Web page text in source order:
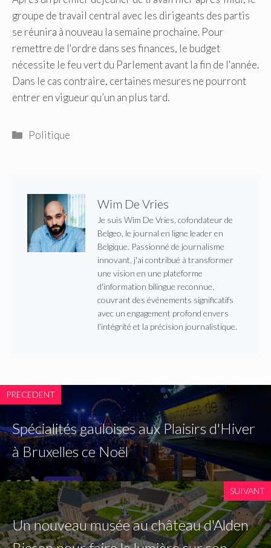
groupe de travail central avec les dirigeants des partis
se réunira à nouveau la semaine prochaine. Pour
remettre de l'ordre dans ses finances, le budget
nécessite le feu vert du Parlement avant la fin de l'année.
Dans le cas contraire, certaines mesures ne pourront
entrer en vigueur qu’un an plus tard.
Catégories
Politique
Wim De Vries
Je suis Wim De Vries, cofondateur de
Belgeo, le journal en ligne leader en
Belgique. Passionné de journalisme
innovant, j'ai contribué à transformer
une vision en une plateforme
d'information bilingue reconnue,
couvrant des événements significatifs
avec un engagement profond envers
l'intégrité et la précision journalistique.
PRECEDENT
Spécialités gauloises aux Plaisirs d'Hiver
à Bruxelles ce Noël
SUIVANT
Un nouveau musée au château d'Alden